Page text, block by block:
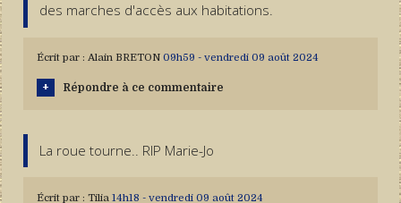
des marches d'accès aux habitations.
Écrit par : Alain BRETON 09h59 - vendredi 09 août 2024
Répondre à ce commentaire
La roue tourne.. RIP Marie-Jo
Écrit par : Tilia 14h18 - vendredi 09 août 2024